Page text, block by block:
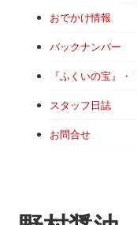
おでかけ情報
バックナンバー
『ふくいの宝』
スタッフ日誌
お問合せ